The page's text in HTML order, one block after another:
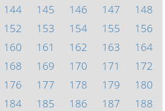
144 145 146 147
148
152 153 154 155
156
160 161 162 163
164
168 169 170 171
172
176 177 178 179
180
184 185 186 187
188